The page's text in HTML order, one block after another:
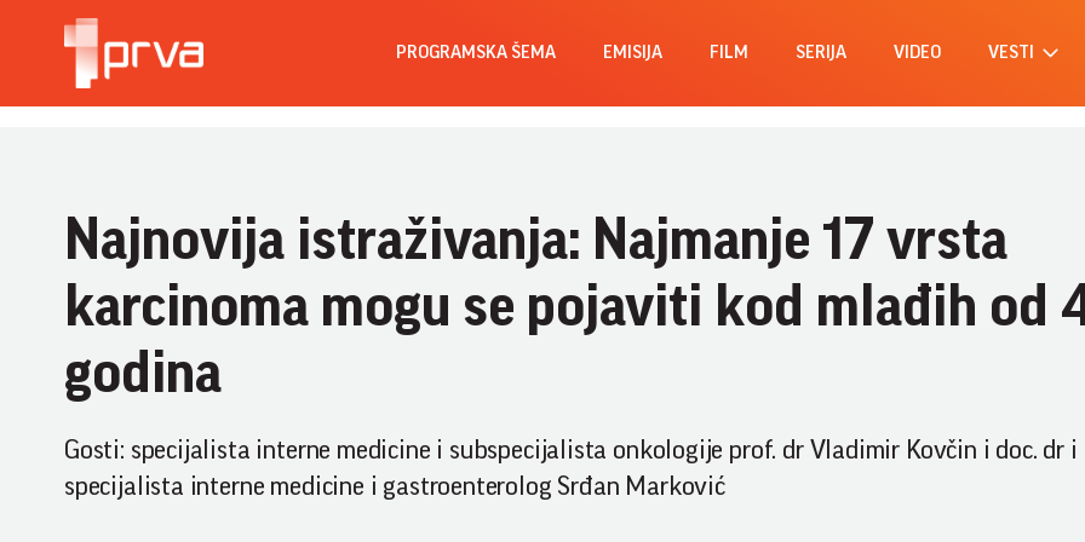
PROGRAMSKA ŠEMA EMISIJA FILM SERIJA VIDEO VESTI
Najnovija istraživanja: Najmanje 17 vrsta
karcinoma mogu se pojaviti kod mlađih od
godina
Gosti: specijalista interne medicine i subspecijalista onkologije prof. dr Vladimir Kovčin i doc. dr i
specijalista interne medicine i gastroenterolog Srđan Marković